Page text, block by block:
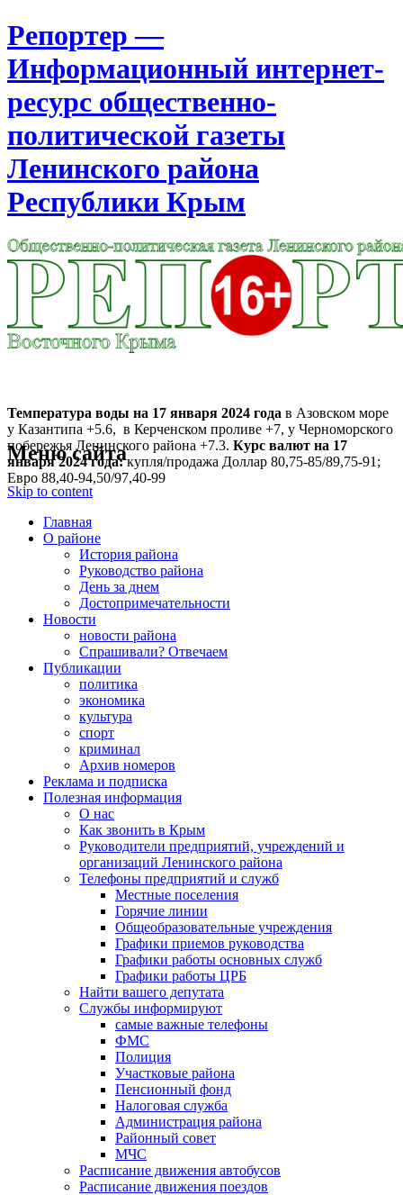
Репортер —
Информационный интернет-
ресурс общественно-
политической газеты
Ленинского района
Республики Крым
Температура воды на 17 января 2024 года в Азовском море
у Казантипа +5.6, в Керченском проливе +7, у Черноморского
побережья Ленинского района +7.3. Курс валют на 17
января 2024 года:купля/продажа Доллар 80,75-85/89,75-91;
Евро 88,40-94,50/97,40-99
Меню сайта
Skip to content
Главная
О районе
История района
Руководство района
День за днем
Достопримечательности
Новости
новости района
Спрашивали? Отвечаем
Публикации
политика
экономика
культура
спорт
криминал
Архив номеров
Реклама и подписка
Полезная информация
О нас
Как звонить в Крым
Руководители предприятий, учреждений и
организаций Ленинского района
Телефоны предприятий и служб
Местные поселения
Горячие линии
Общеобразовательные учреждения
Графики приемов руководства
Графики работы основных служб
Графики работы ЦРБ
Найти вашего депутата
Службы информируют
самые важные телефоны
ФМС
Полиция
Участковые района
Пенсионный фонд
Налоговая служба
Администрация района
Районный совет
МЧС
Расписание движения автобусов
Расписание движения поездов